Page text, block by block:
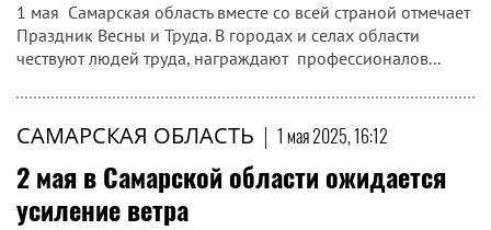
1 мая Самарская область вместе со всей страной отмечает
Праздник Весны и Труда. В городах и селах области
чествуют людей труда, награждают профессионалов...
САМАРСКАЯ ОБЛАСТЬ | 1 мая 2025, 16:12
2 мая в Самарской области ожидается
усиление ветра